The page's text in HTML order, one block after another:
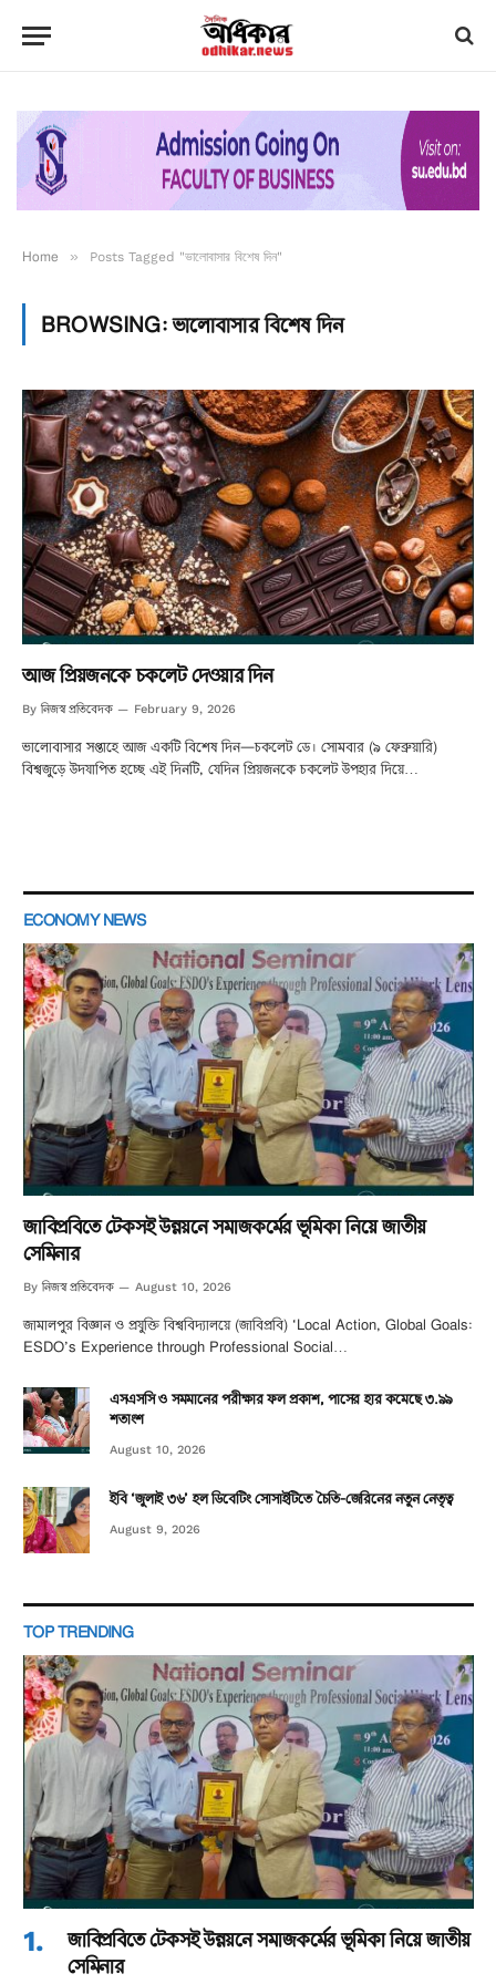
Home » Posts Tagged "ভালোবাসার বিশেষ দিন"
BROWSING:ভালোবাসার বিশেষ দিন
আজ প্রিয়জনকে চকলেট দেওয়ার দিন
By নিজস্ব প্রতিবেদক February 9, 2026
ভালোবাসার সপ্তাহে আজ একটি বিশেষ দিন—চকলেট ডে। সোমবার (৯ ফেব্রুয়ারি)
বিশ্বজুড়ে উদযাপিত হচ্ছে এই দিনটি, যেদিন প্রিয়জনকে চকলেট উপহার দিয়ে…
ECONOMY NEWS
জাবিপ্রবিতে টেকসই উন্নয়নে সমাজকর্মের ভূমিকা নিয়ে জাতীয়
সেমিনার
By নিজস্ব প্রতিবেদক August 10, 2026
জামালপুর বিজ্ঞান ও প্রযুক্তি বিশ্ববিদ্যালয়ে (জাবিপ্রবি) ‘Local Action, Global Goals:
ESDO’s Experience through Professional Social…
এসএসসি ও সমমানের পরীক্ষার ফল প্রকাশ, পাসের হার কমেছে ৩.৯৯
শতাংশ
August 10, 2026
ইবি ‘জুলাই ৩৬’ হল ডিবেটিং সোসাইটিতে চৈতি-জেরিনের নতুন নেতৃত্ব
August 9, 2026
TOP TRENDING
জাবিপ্রবিতে টেকসই উন্নয়নে সমাজকর্মের ভূমিকা নিয়ে জাতীয়
সেমিনার